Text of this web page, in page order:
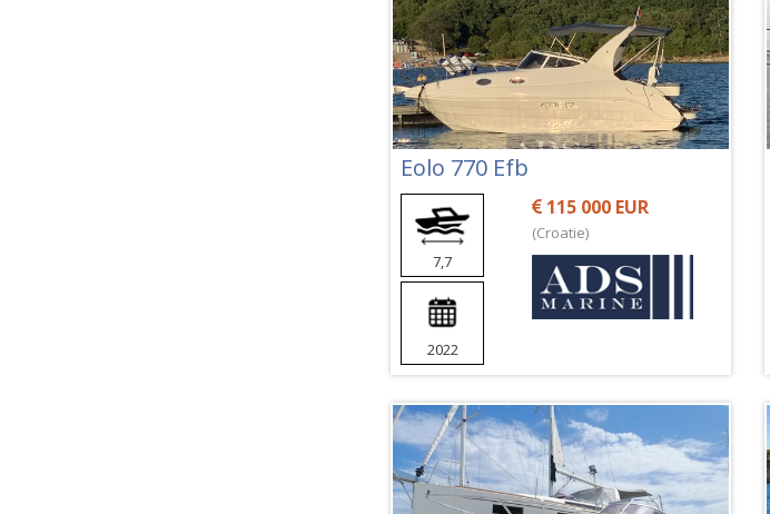
Eolo 770 Efb
7,7
2022
115 000 EUR
(Croatie)